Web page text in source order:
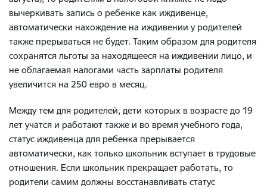
вычеркивать запись о ребенке как иждивенце,
автоматически нахождение на иждивении у родителей
также прерываться не будет. Таким образом для родителя
сохранятся льготы за находящееся на иждивении лицо, и
не облагаемая налогами часть зарплаты родителя
увеличится на 250 евро в месяц.
Между тем для родителей, дети которых в возрасте до 19
лет учатся и работают также и во время учебного года,
статус иждивенца для ребенка прерывается
автоматически, как только школьник вступает в трудовые
отношения. Если школьник прекращает работать, то
родители самим должны восстанавливать статус